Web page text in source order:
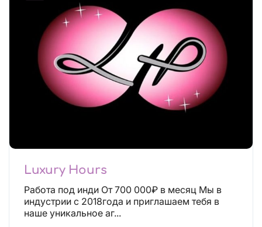
Luxury Hours
Работа под инди От 700 000₽ в месяц Мы в
индустрии с 2018года и приглашаем тебя в
наше уникальное аг...